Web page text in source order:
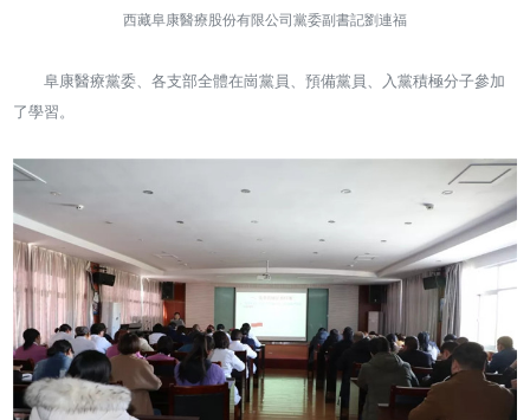
西藏阜康醫療股份有限公司黨委副書記劉連福
阜康醫療黨委、各支部全體在崗黨員、預備黨員、入黨積極分子參加
了學習。